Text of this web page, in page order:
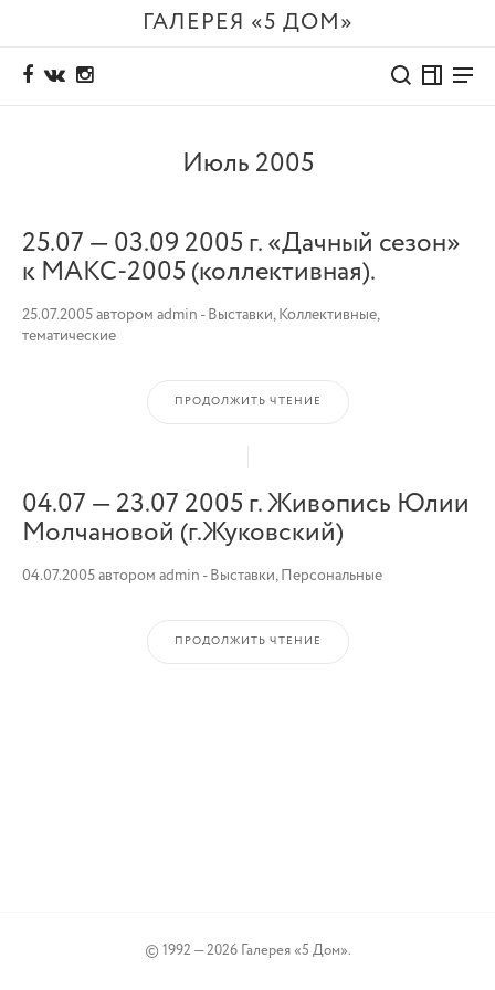
ГАЛЕРЕЯ «5 ДОМ»
Июль 2005
25.07 — 03.09 2005 г. «Дачный сезон»
к МАКС-2005 (коллективная).
25.07.2005автором admin -Выставки,Коллективные,
тематические
ПРОДОЛЖИТЬ ЧТЕНИЕ
04.07 — 23.07 2005 г. Живопись Юлии
Молчановой (г.Жуковский)
04.07.2005автором admin -Выставки,Персональные
ПРОДОЛЖИТЬ ЧТЕНИЕ
© 1992 — 2026 Галерея «5 Дом».